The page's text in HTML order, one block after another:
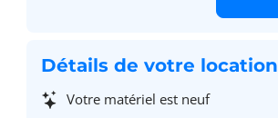
Détails de votre location
Votre matériel est neuf